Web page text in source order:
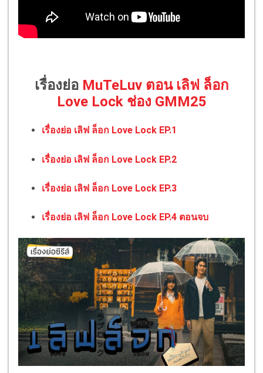
เรื่องย่อ MuTeLuv ตอน เลิฟ ล็อก
Love Lock ช่อง GMM25
เรื่องย่อ เลิฟ ล็อก Love Lock EP.1
เรื่องย่อ เลิฟ ล็อก Love Lock EP.2
เรื่องย่อ เลิฟ ล็อก Love Lock EP.3
เรื่องย่อ เลิฟ ล็อก Love Lock EP.4 ตอนจบ